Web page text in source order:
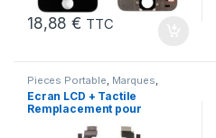
18,88€ TTC
Pieces Portable Marques
Apple iPhone 5
Ecran LCD + Tactile
Remplacement pour